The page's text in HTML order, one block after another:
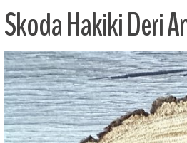
Skoda Hakiki Deri